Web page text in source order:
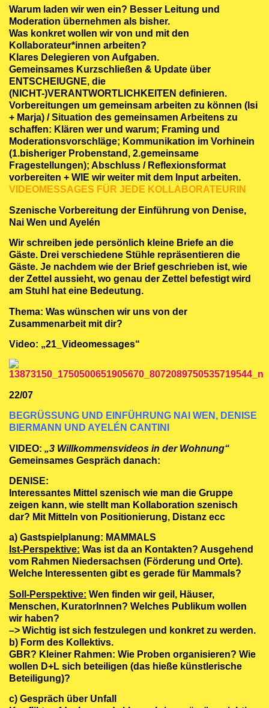
Warum laden wir wen ein? Besser Leitung und
Moderation übernehmen als bisher.
Was konkret wollen wir von und mit den
Kollaborateur*innen arbeiten?
Klares Delegieren von Aufgaben.
Gemeinsames Kurzschließen & Update über
ENTSCHEIUGNE, die
(NICHT-)VERANTWORTLICHKEITEN definieren.
Vorbereitungen um gemeinsam arbeiten zu können (Isi
+ Marja) / Situation des gemeinsamen Arbeitens zu
schaffen: Klären wer und warum; Framing und
Moderationsvorschläge; Kommunikation im Vorhinein
(1.bisheriger Probenstand, 2.gemeinsame
Fragestellungen); Abschluss / Reflexionsformat
vorbereiten + WIE wir weiter mit dem Input arbeiten.
VIDEOMESSAGES FÜR JEDE KOLLABORATEURIN
Szenische Vorbereitung der Einführung von Denise,
Nai Wen und Ayelén
Wir schreiben jede persönlich kleine Briefe an die
Gäste. Drei verschiedene Stühle repräsentieren die
Gäste. Je nachdem wie der Brief geschrieben ist, wie
der Zettel aussieht, wo genau der Zettel befestigt wird
am Stuhl hat eine Bedeutung.
Thema: Was wünschen wir uns von der
Zusammenarbeit mit dir?
Video: „21_Videomessages“
22/07
BEGRÜSSUNG UND EINFÜHRUNG NAI WEN, DENISE
BIERMANN UND AYELÉN CANTINI
VIDEO: „3 Willkommensvideos in der Wohnung“
Gemeinsames Gespräch danach:
DENISE:
Interessantes Mittel szenisch wie man die Gruppe
zeigen kann, wie stellt man Kollaboration szenisch
dar? Mit Mitteln von Positionierung, Distanz ecc
a) Gastspielplanung: MAMMALS
Ist-Perspektive: Was ist da an Kontakten? Ausgehend
vom Rahmen Niedersachsen (Förderung und Orte).
Welche Interessenten gibt es gerade für Mammals?
Soll-Perspektive: Wen finden wir geil, Häuser,
Menschen, KuratorInnen? Welches Publikum wollen
wir haben?
–> Wichtig ist sich festzulegen und konkret zu werden.
b) Form des Kollektivs.
GBR? Kleiner Rahmen: Wie Proben organisieren? Wie
wollen D+L sich beteiligen (das hieße künstlerische
Beteiligung)?
c) Gespräch über Unfall